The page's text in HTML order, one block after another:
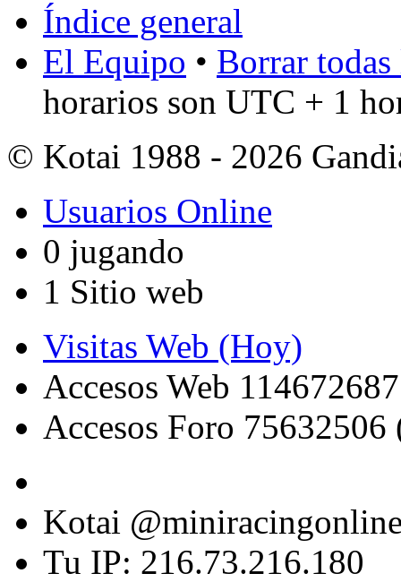
Índice general
El Equipo • Borrar
horarios son UTC + 1
© Kotai 1988 - 2026
Usuarios Online
0 jugando
1 Sitio web
Visitas Web (Hoy)
Accesos Web
Accesos Foro 75632506
Kotai
Tu IP: 216.73.216.180